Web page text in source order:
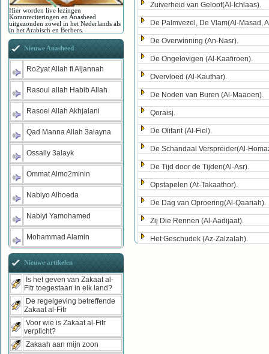
Zuiverheid van Geloof(Al-Ichlaas).
De Palmvezel, De Vlam(Al-Masad,
De Overwinning (An-Nasr).
De Ongelovigen (Al-Kaafiroen).
Overvloed (Al-Kauthar).
De Noden van Buren (Al-Maaoen).
Qoraisj.
De Olifant (Al-Fiel).
De Schandaal Verspreider(Al-
De Tijd door de Tijden(Al-Asr).
Opstapelen (At-Takaathor).
De Dag van Oproering(Al-Qaariah).
Zij Die Rennen (Al-Aadijaat).
Het Geschudek (Az-Zalzalah).
Hier worden live lezingen
Koranreciteringen en Anasheed
uitgezonden zowel in het Nederlands als
in het Arabisch en Berbers.
Nieuwe Anasheed
Ro2yat Allah fi Aljannah
Rasoul allah Habib Allah
Rasoel Allah Akhjalani
Qad Manna Allah 3alayna
Ossally 3alayk
Ommat Almo2minin
Nabiyo Alhoeda
Nabiyi Yamohamed
Mohammad Alamin
Nieuwe artikelen
Is het geven van Zakaat al-
Fitr toegestaan in elk land?
De regelgeving betreffende
Zakaat al-Fitr
Voor wie is Zakaat al-Fitr
verplicht?
Zakaah aan mijn zoon